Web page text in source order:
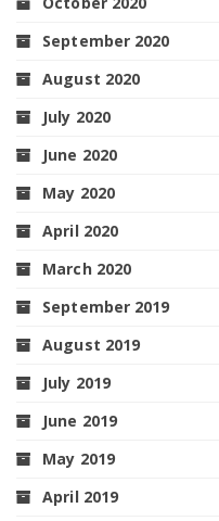
September 2020
August 2020
July 2020
June 2020
May 2020
April 2020
March 2020
September 2019
August 2019
July 2019
June 2019
May 2019
April 2019